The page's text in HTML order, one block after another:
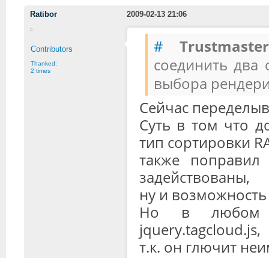
Ratibor 2009-02-13 21:06
Contributors
Thanked:
2 times
#
соединить два
выбора
Сейчас
Суть в том что
тип сортировки
также
задействованы,
ну и
Но в любом
jquery.tagcloud.js,
т.к. он глючит